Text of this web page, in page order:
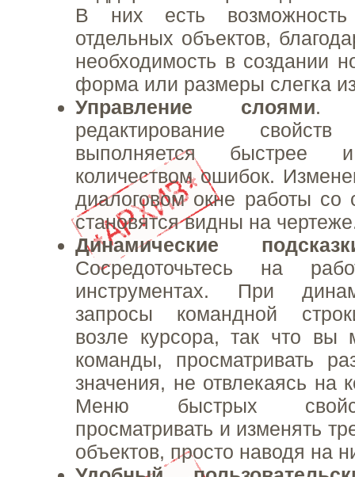
В них есть возможность
отдельных объектов,
необходимость в создании
форма или размеры слегка
Управление слоями.
редактирование
выполняется
количеством ошибок.
диалоговом окне работы со
становятся видны на
Динамические
Сосредоточьтесь на
инструментах. При
запросы командной
возле курсора, так что вы
команды, просматривать
значения, не отвлекаясь на
Меню быстрых
просматривать и изменять
объектов, просто наводя на